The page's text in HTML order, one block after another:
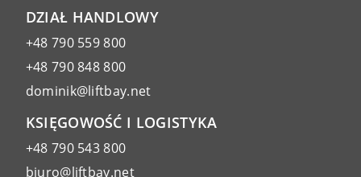
DZIAŁ HANDLOWY
+48 790 559 800
+48 790 848 800
dominik@liftbay.net
KSIĘGOWOŚĆ I LOGISTYKA
+48 790 543 800
biuro@liftbay.net